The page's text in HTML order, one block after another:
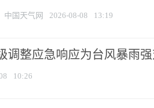
中国天气网 2026-08-08 13:19
调整应急响应为台风暴雨
10:26